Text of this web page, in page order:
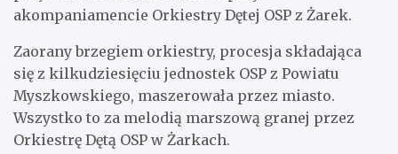
akompaniamencie Orkiestry Dętej OSP z Żarek.
Zaorany brzegiem orkiestry, procesja składająca
się z kilkudziesięciu jednostek OSP z Powiatu
Myszkowskiego, maszerowała przez miasto.
Wszystko to za melodią marszową granej przez
Orkiestrę Dętą OSP w Żarkach.